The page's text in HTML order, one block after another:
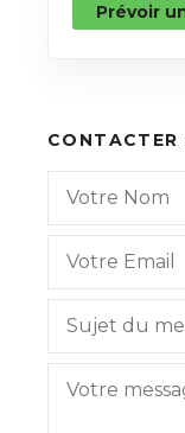
Prévoir
CONTACTER